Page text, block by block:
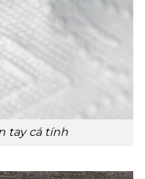
tay cá tính